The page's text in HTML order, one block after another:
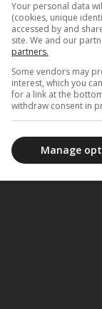
Your personal data
(cookies, unique
accessed by and
site. We and our
partners.
Some vendors may
interest, which you
for a link at the
withdraw consent in
Manage